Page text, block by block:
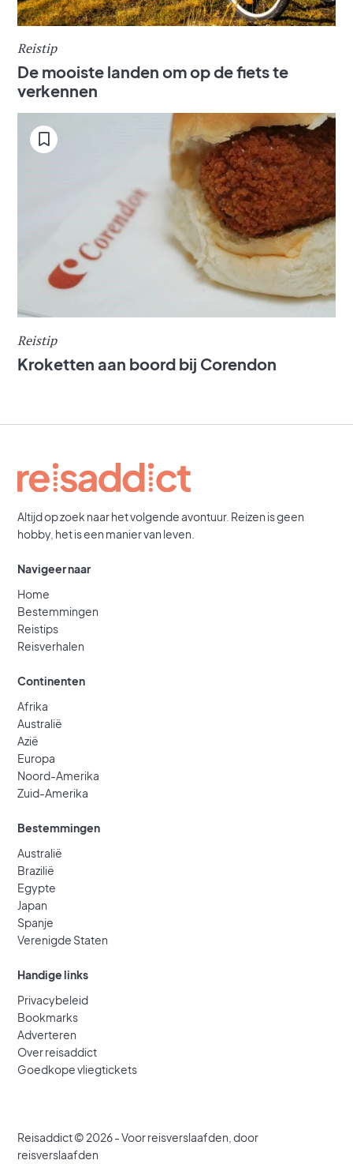
Reistip
De mooiste landen om op de fiets te
verkennen
Reistip
Kroketten aan boord bij Corendon
Altijd op zoek naar het volgende avontuur. Reizen is geen
hobby, het is een manier van leven.
Navigeer naar
Home
Bestemmingen
Reistips
Reisverhalen
Continenten
Afrika
Australië
Azië
Europa
Noord-Amerika
Zuid-Amerika
Bestemmingen
Australië
Brazilië
Egypte
Japan
Spanje
Verenigde Staten
Handige links
Privacybeleid
Bookmarks
Adverteren
Over reisaddict
Goedkope vliegtickets
Reisaddict © 2026 - Voor reisverslaafden, door
reisverslaafden